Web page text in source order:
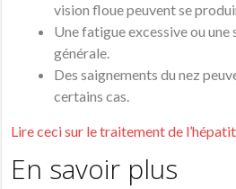
vision floue peuvent se
Une fatigue excessive ou
générale.
Des saignements du nez
certains cas.
Lire ceci sur le traitement de
En savoir plus